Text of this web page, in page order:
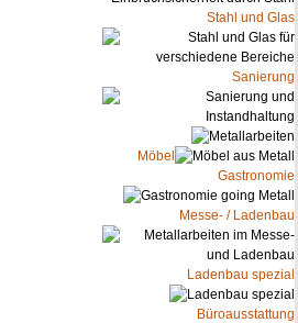
Stahl und Glas
Sanierung
Möbel
Gastronomie
Messe- / Ladenbau
Ladenbau spezial
Büroausstattung